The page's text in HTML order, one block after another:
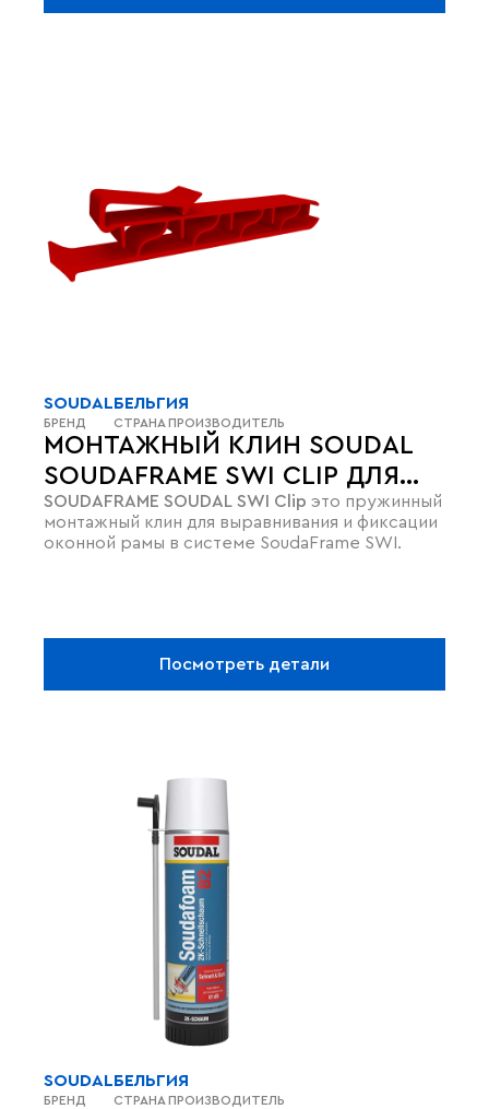
МОНТАЖНЫЙ КЛИН SOUDAL
SOUDAFRAME SWI CLIP ДЛЯ
ОКОННЫХ РАМ
SOUDAFRAME SOUDAL SWI Clip
монтажный клин для выравнивания и фиксации
оконной рамы в системе SoudaFrame SWI.
SOUDAL
БРЕНД
БЕЛЬГИЯ
СТРАНА ПРОИЗВОДИТЕЛЬ
Посмотреть детали
SOUDAL
БРЕНД
БЕЛЬГИЯ
СТРАНА ПРОИЗВОДИТЕЛЬ